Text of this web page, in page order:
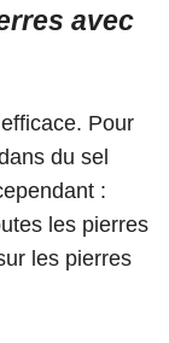
avec
Pour
du sel
:
les pierres
les pierres